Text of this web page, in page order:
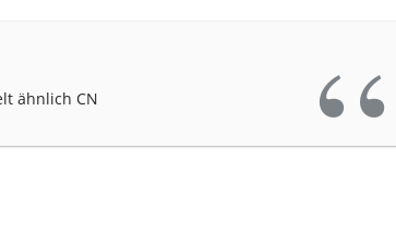
ähnlich CN